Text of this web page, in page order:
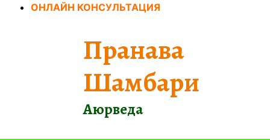
ПерейтиОНЛАЙН КОНСУЛЬТАЦИЯ
Пранава
Шамбари
Аюрведа